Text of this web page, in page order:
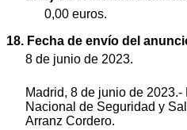
0,00 euros.
18. Fecha de envío del
8 de junio de 2023.
Madrid, 8 de junio de
Nacional de Seguridad y
Arranz Cordero.